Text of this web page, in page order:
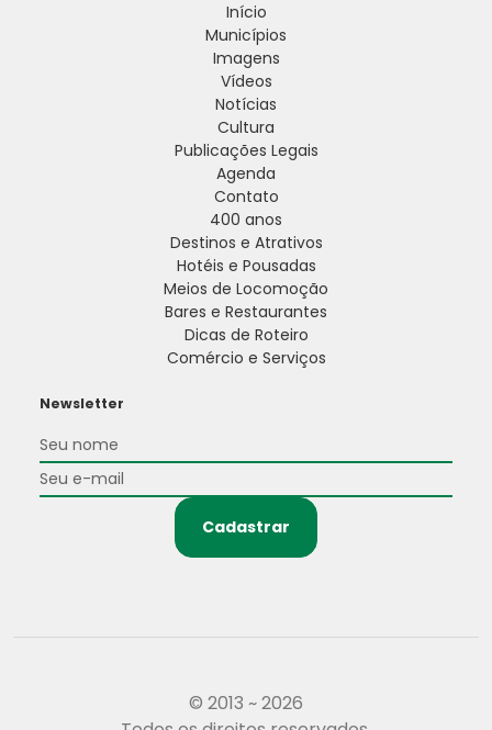
Início
Municípios
Imagens
Vídeos
Notícias
Cultura
Publicações Legais
Agenda
Contato
400 anos
Destinos e Atrativos
Hotéis e Pousadas
Meios de Locomoção
Bares e Restaurantes
Dicas de Roteiro
Comércio e Serviços
Newsletter
Cadastrar
© 2013 ~ 2026